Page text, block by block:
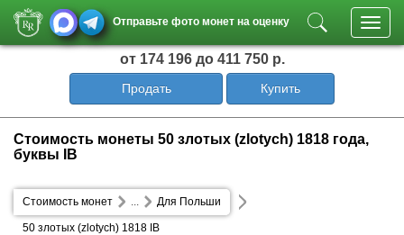
Отправьте фото монет на оценку
от 174 196 до 411 750 р.
Продать Купить
Стоимость монеты 50 злотых (zlotych) 1818 года,
буквы IB
Стоимость монет Для Польши
...
50 злотых (zlotych) 1818 IB